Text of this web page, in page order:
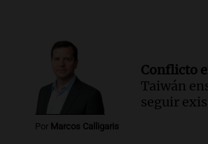
Por Marcos Calligaris
Conflicto
Taiwán
seguir